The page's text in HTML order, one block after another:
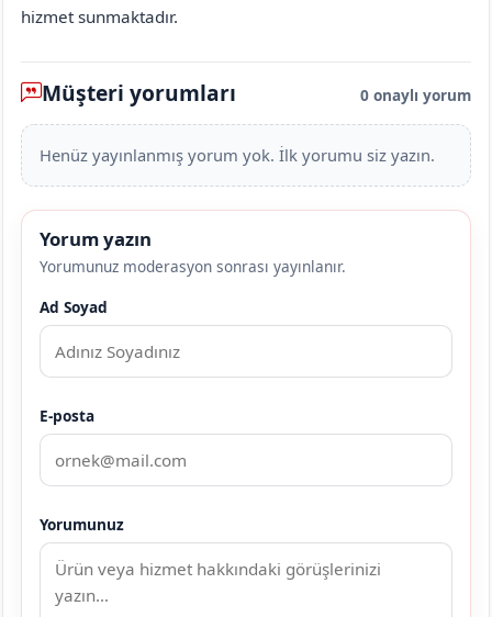
hizmet sunmaktadır.
Müşteri yorumları 0 onaylı yorum
Henüz yayınlanmış yorum yok. İlk yorumu siz yazın.
Yorum yazın
Yorumunuz moderasyon sonrası yayınlanır.
Ad Soyad
E-posta
Yorumunuz